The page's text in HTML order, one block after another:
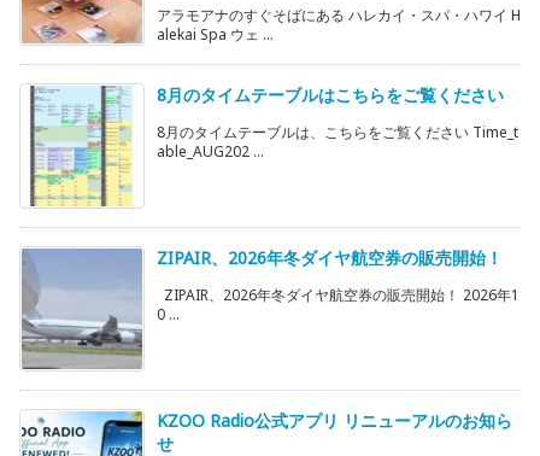
アラモアナのすぐそばにある ハレカイ・スパ・ハワイ H
alekai Spa ウェ ...
8月のタイムテーブルはこちらをご覧ください
8月のタイムテーブルは、こちらをご覧ください Time_t
able_AUG202 ...
ZIPAIR、2026年冬ダイヤ航空券の販売開始！
ZIPAIR、2026年冬ダイヤ航空券の販売開始！ 2026年1
0 ...
KZOO Radio公式アプリ リニューアルのお知ら
せ